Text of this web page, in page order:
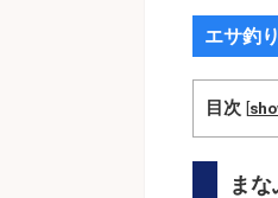
エサ釣り
目次 [
ま